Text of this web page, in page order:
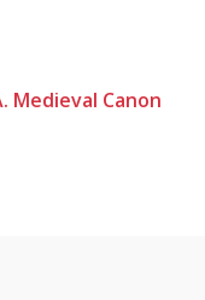
Medieval Canon